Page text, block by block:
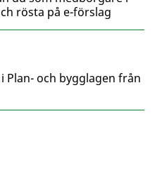
rösta på e-förslag
Plan- och bygglagen från